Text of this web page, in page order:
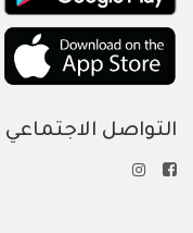
التواصل الاجتماعي